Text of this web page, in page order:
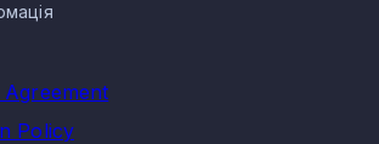
Policy